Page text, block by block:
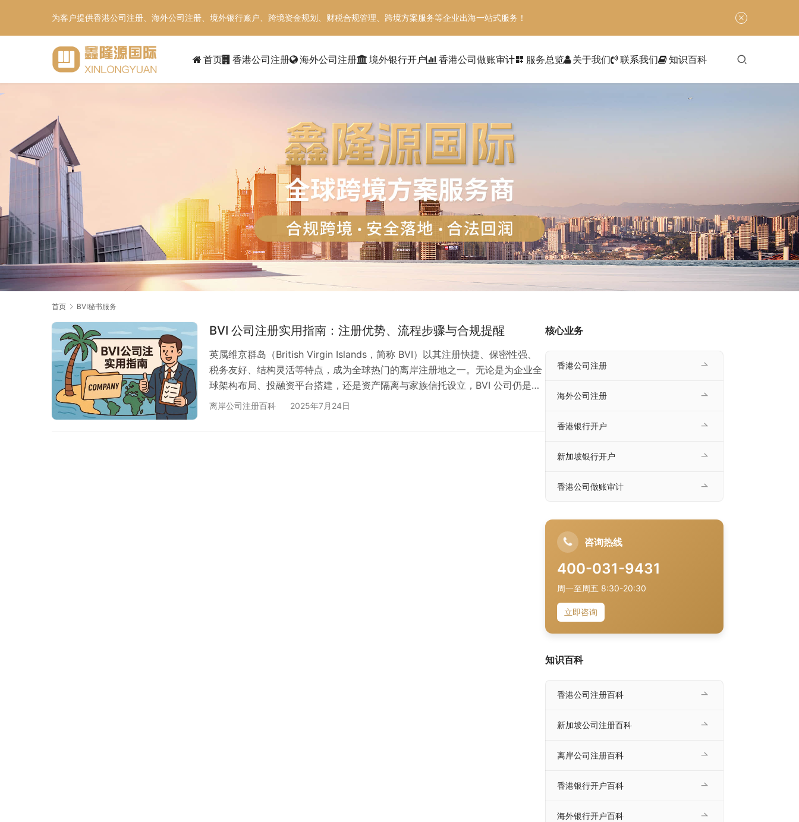
为客户提供香港公司注册、海外公司注册、境外银行账户、跨境资金规划、财税合规管理、跨境方案服务等企业出海一站式服务！
首页 香港公司注册 海外公司注册 境外银行开户 香港公司做账审计dashboard_customize 服务总览 关于我们 联系我们 知识百科
首页 BVI秘书服务
BVI 公司注册实用指南：注册优势、流程步骤与合规提醒
英属维京群岛（British Virgin Islands，简称 BVI）以其注册快捷、保密性强、
税务友好、结构灵活等特点，成为全球热门的离岸注册地之一。无论是为企业全
球架构布局、投融资平台搭建，还是资产隔离与家族信托设立，BVI 公司仍是很
多客户的首选。 在本文中，我们将深入剖析 BVI 公司注册的核心优势、详细流
离岸公司注册百科 2025年7月24日
核心业务
香港公司注册
海外公司注册
香港银行开户
新加坡银行开户
香港公司做账审计
咨询热线
400-031-9431
周一至周五 8:30-20:30
立即咨询
知识百科
香港公司注册百科
新加坡公司注册百科
离岸公司注册百科
香港银行开户百科
海外银行开户百科